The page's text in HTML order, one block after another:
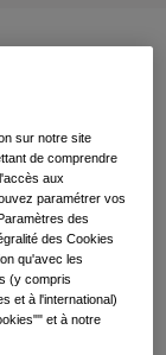
For
sur notre site
de comprendre
aux
paramétrer vos
des
des Cookies
qu'avec les
(y compris
et à l'international)
et à notre